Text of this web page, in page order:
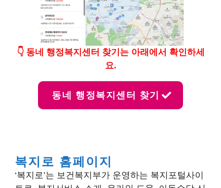
👇 동네 행정복지센터 찾기는 아래에서 확인하세
요.
동네 행정복지센터 찾기
복지로 홈페이지
‘복지로’는 보건복지부가 운영하는 복지포털사이